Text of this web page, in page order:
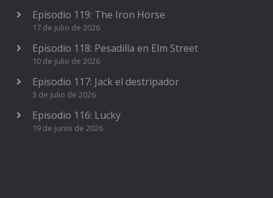
Episodio 119: The Iron Horse
17 de julio de 2026
Episodio 118: Pesadilla en Elm Street
10 de julio de 2026
Episodio 117: Jack el destripador
3 de julio de 2026
Episodio 116: Lucky
19 de junio de 2026